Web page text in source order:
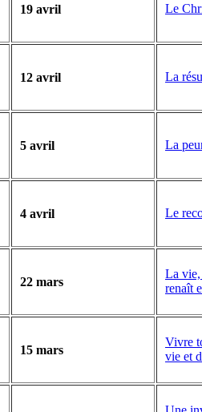
19 avril Le
12 avril La
5 avril La
4 avril Le
22 mars
La vie,
renaît
15 mars
Vivre
vie et